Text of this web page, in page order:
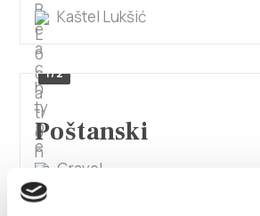
Kaštel Lukšić
1/2
Poštanski
Gravel